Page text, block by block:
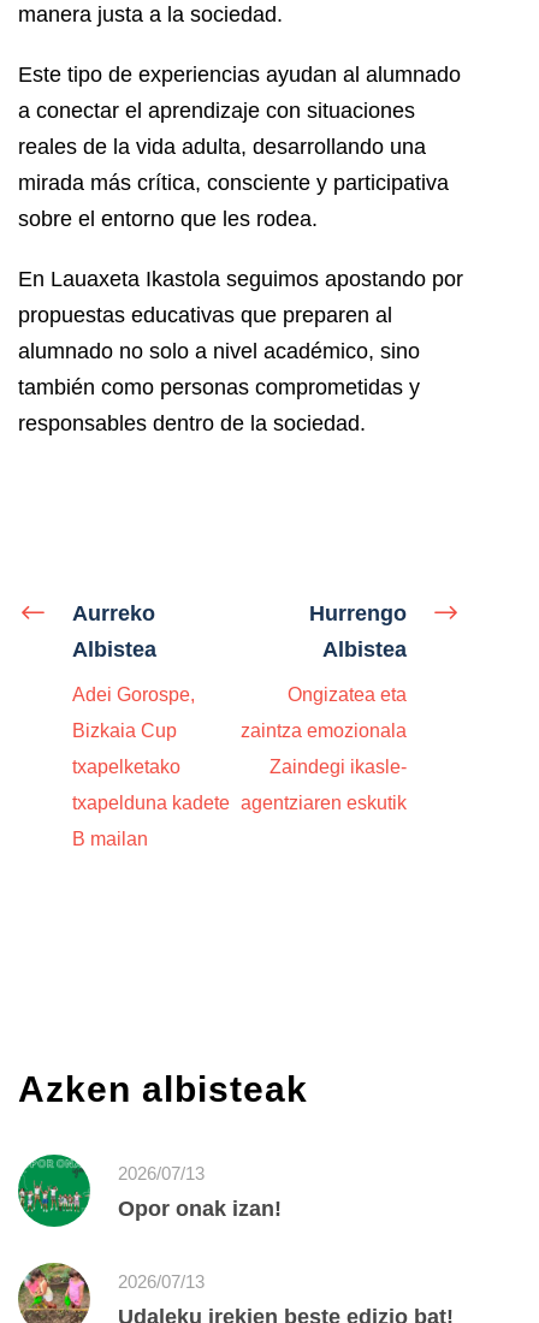
manera justa a la sociedad.
Este tipo de experiencias ayudan al alumnado
a conectar el aprendizaje con situaciones
reales de la vida adulta, desarrollando una
mirada más crítica, consciente y participativa
sobre el entorno que les rodea.
En Lauaxeta Ikastola seguimos apostando por
propuestas educativas que preparen al
alumnado no solo a nivel académico, sino
también como personas comprometidas y
responsables dentro de la sociedad.
Aurreko
Albistea
Adei Gorospe,
Bizkaia Cup
txapelketako
txapelduna kadete
B mailan
Hurrengo
Albistea
Ongizatea eta
zaintza emozionala
Zaindegi ikasle-
agentziaren eskutik
Azken albisteak
2026/07/13
Opor onak izan!
2026/07/13
Udaleku irekien beste edizio bat!